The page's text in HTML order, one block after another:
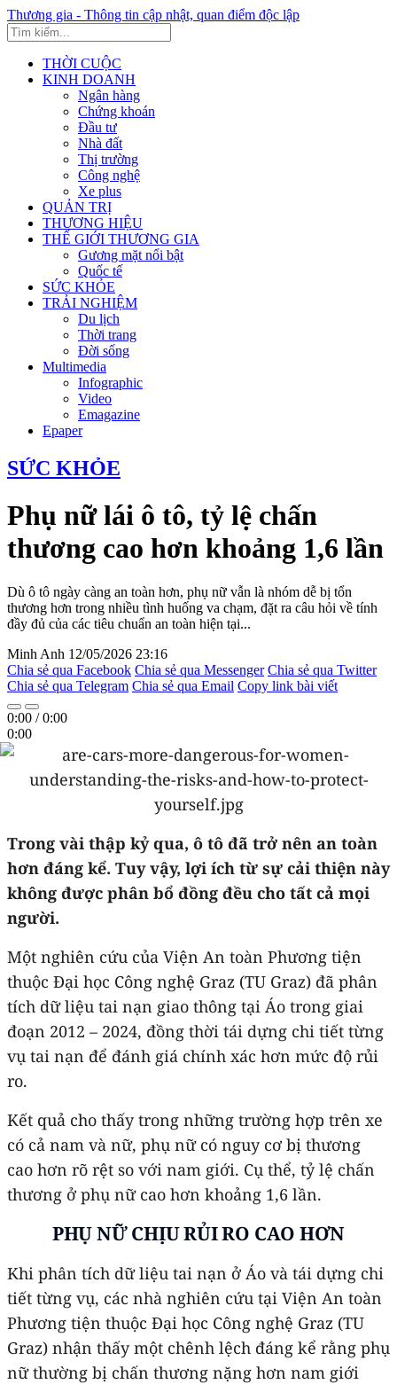
Thương gia - Thông tin cập nhật, quan điểm độc lập
THỜI CUỘC
KINH DOANH
Ngân hàng
Chứng khoán
Đầu tư
Nhà đất
Thị trường
Công nghệ
Xe plus
QUẢN TRỊ
THƯƠNG HIỆU
THẾ GIỚI THƯƠNG GIA
Gương mặt nổi bật
Quốc tế
SỨC KHỎE
TRẢI NGHIỆM
Du lịch
Thời trang
Đời sống
Multimedia
Infographic
Video
Emagazine
Epaper
SỨC KHỎE
Phụ nữ lái ô tô, tỷ lệ chấn
thương cao hơn khoảng 1,6 lần
Dù ô tô ngày càng an toàn hơn, phụ nữ vẫn là nhóm dễ bị tổn
thương hơn trong nhiều tình huống va chạm, đặt ra câu hỏi về tính
đầy đủ của các tiêu chuẩn an toàn hiện tại...
Minh Anh 12/05/2026 23:16
Chia sẻ qua Facebook Chia sẻ qua Messenger Chia sẻ qua Twitter
Chia sẻ qua Telegram Chia sẻ qua Email Copy link bài viết
0:00 /0:00
0:00
Trong vài thập kỷ qua, ô tô đã trở nên an toàn
hơn đáng kể. Tuy vậy, lợi ích từ sự cải thiện này
không được phân bổ đồng đều cho tất cả mọi
người.
Một nghiên cứu của Viện An toàn Phương tiện
thuộc Đại học Công nghệ Graz (TU Graz) đã phân
tích dữ liệu tai nạn giao thông tại Áo trong giai
đoạn 2012 – 2024, đồng thời tái dựng chi tiết từng
vụ tai nạn để đánh giá chính xác hơn mức độ rủi
ro.
Kết quả cho thấy trong những trường hợp trên xe
có cả nam và nữ, phụ nữ có nguy cơ bị thương
cao hơn rõ rệt so với nam giới. Cụ thể, tỷ lệ chấn
thương ở phụ nữ cao hơn khoảng 1,6 lần.
PHỤ NỮ CHỊU RỦI RO CAO HƠN
Khi phân tích dữ liệu tai nạn ở Áo và tái dựng chi
tiết từng vụ, các nhà nghiên cứu tại Viện An toàn
Phương tiện thuộc Đại học Công nghệ Graz (TU
Graz) nhận thấy một chênh lệch đáng kể rằng phụ
nữ thường bị chấn thương nặng hơn nam giới